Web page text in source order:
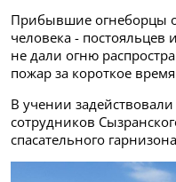
Прибывшие огнеборцы
человека -
не дали огню
пожар за короткое
В учении
сотрудников
спасательного